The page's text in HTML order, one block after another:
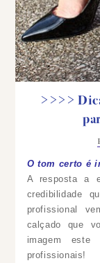
>>>>
O tom certo é
A resposta a
credibilidade
profissional
calçado que
imagem este
profissionais!